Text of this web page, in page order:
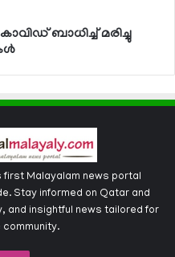
ബാധിച്ച് മരിച്ചു
Malayalam news portal
Stay informed on Qatar and
and insightful news tailored for